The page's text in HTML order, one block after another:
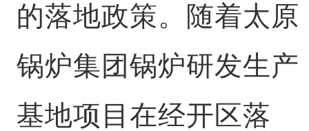
的落地政策。随着太原
锅炉集团锅炉研发生产
基地项目在经开区落